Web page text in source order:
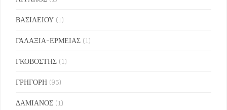
ΒΑΣΙΛΕΙΟΥ (1)
ΓΑΛΑΞΙΑ-ΕΡΜΕΙΑΣ (1)
ΓΚΟΒΟΣΤΗΣ (1)
ΓΡΗΓΟΡΗ (95)
ΔΑΜΙΑΝΟΣ (1)